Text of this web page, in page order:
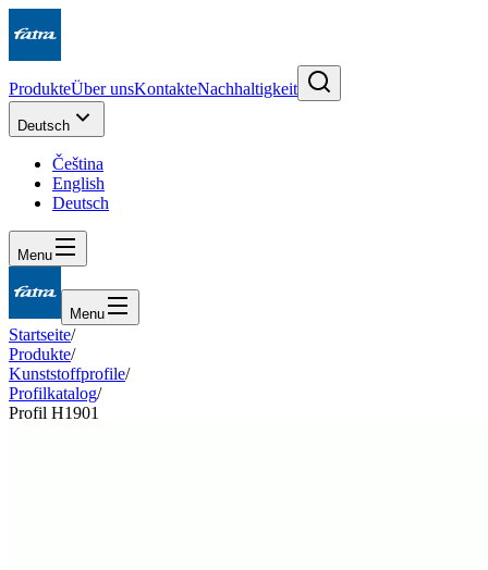
ProdukteÜber unsKontakteNachhaltigkeit
Deutsch
Čeština
English
Deutsch
Menu
Menu
Startseite/
Produkte/
Kunststoffprofile/
Profilkatalog/
Profil H1901